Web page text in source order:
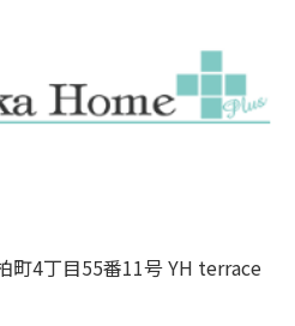
町4丁目55番11号 YH terrace